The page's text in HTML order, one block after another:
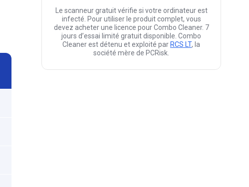
Le scanneur gratuit vérifie si votre ordinateur est
infecté. Pour utiliser le produit complet, vous
devez acheter une licence pour Combo Cleaner. 7
jours d’essai limité gratuit disponible. Combo
Cleaner est détenu et exploité par RCS LT, la
société mère de PCRisk.